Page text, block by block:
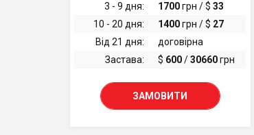
3 - 9 дня:
1700грн / $ 33
10 - 20 дня:
1400грн / $ 27
Від 21 дня:
договірна
Застава:
$ 600/30660грн
ЗАМОВИТИ